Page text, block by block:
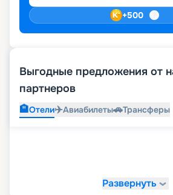
+500
Выгодные предложения от
партнеров
🏨Отели✈️Авиабилеты🚗Трансферы
Развернуть